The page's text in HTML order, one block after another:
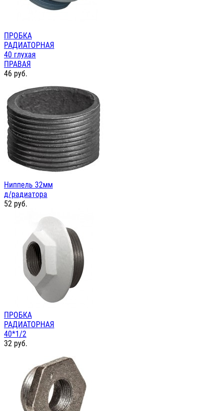
ПРОБКА
РАДИАТОРНАЯ
40 глухая
ПРАВАЯ
46 руб.
Ниппель 32мм
д/радиатора
52 руб.
ПРОБКА
РАДИАТОРНАЯ
40*1/2
32 руб.